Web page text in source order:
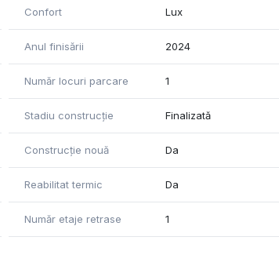
Confort Lux
Anul finisării 2024
Număr locuri parcare 1
Stadiu construcție Finalizată
Construcție nouă Da
Reabilitat termic Da
Număr etaje retrase 1